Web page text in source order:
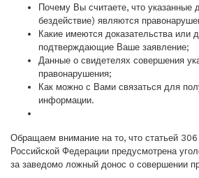
Почему Вы считаете, что указанные
бездействие) являются
Какие имеются доказательства или
подтверждающие Ваше заявление;
Данные о свидетелях совершения
правонарушения;
Как можно с Вами связаться для
информации.
Обращаем внимание на то, что статьей 306
Российской Федерации предусмотрена
за заведомо ложный донос о совершении